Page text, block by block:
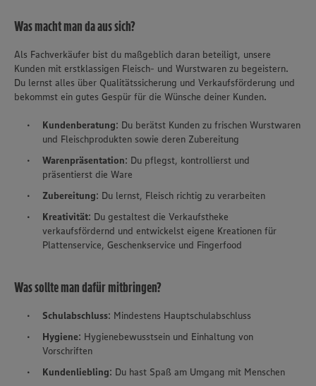
Was macht man da aus sich?
Als Fachverkäufer bist du maßgeblich daran beteiligt, unsere
Kunden mit erstklassigen Fleisch- und Wurstwaren zu begeistern.
Du lernst alles über Qualitätssicherung und Verkaufsförderung und
bekommst ein gutes Gespür für die Wünsche deiner Kunden.
Kundenberatung: Du berätst Kunden zu frischen Wurstwaren
und Fleischprodukten sowie deren Zubereitung
Warenpräsentation: Du pflegst, kontrollierst und
präsentierst die Ware
Zubereitung: Du lernst, Fleisch richtig zu verarbeiten
Kreativität: Du gestaltest die Verkaufstheke
verkaufsfördernd und entwickelst eigene Kreationen für
Plattenservice, Geschenkservice und Fingerfood
Was sollte man dafür mitbringen?
Schulabschluss: Mindestens Hauptschulabschluss
Hygiene: Hygienebewusstsein und Einhaltung von
Vorschriften
Kundenliebling: Du hast Spaß am Umgang mit Menschen